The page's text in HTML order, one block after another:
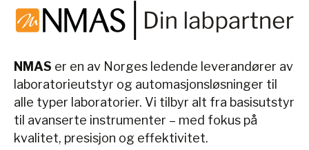
NMAS er en av Norges ledende leverandører av
laboratorieutstyr og automasjonsløsninger til
alle typer laboratorier. Vi tilbyr alt fra basisutstyr
til avanserte instrumenter – med fokus på
kvalitet, presisjon og effektivitet.